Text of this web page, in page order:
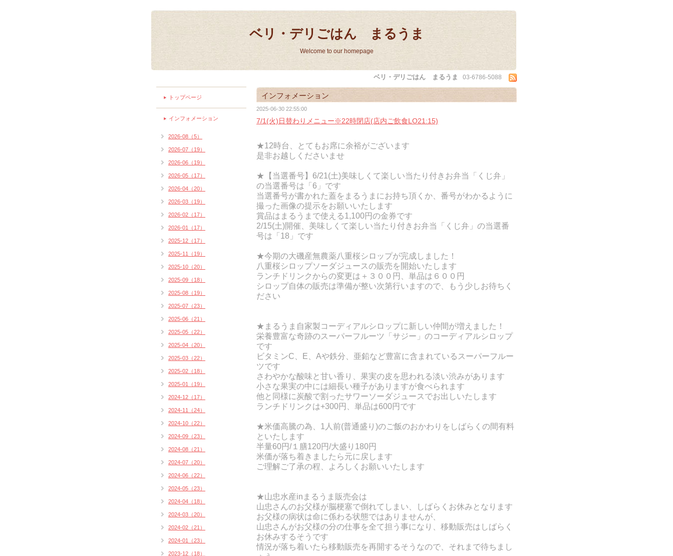
ベリ・デリごはん まるうま
Welcome to our homepage
ベリ・デリごはん まるうま 03-6786-5088
インフォメーション
2025-06-30 22:55:00
7/1(火)日替わりメニュー※22時閉店(店内ご飲食LO21:15)
★12時台、とてもお席に余裕がございます
是非お越しくださいませ
★【当選番号】6/21(土)美味しくて楽しい当たり付きお弁当「くじ弁」
の当選番号は「6」です
当選番号が書かれた蓋をまるうまにお持ち頂くか、番号がわかるように
撮った画像の提示をお願いいたします
賞品はまるうまで使える1,100円の金券です
2/15(土)開催、美味しくて楽しい当たり付きお弁当「くじ弁」の当選番
号は「18」です
★今期の大磯産無農薬八重桜シロップが完成しました！
八重桜シロップソーダジュースの販売を開始いたします
ランチドリンクからの変更は＋３００円、単品は６００円
シロップ自体の販売は準備が整い次第行いますので、もう少しお待ちく
ださい
★まるうま自家製コーディアルシロップに新しい仲間が増えました！
栄養豊富な奇跡のスーパーフルーツ「サジー」のコーディアルシロップ
です
ビタミンC、E、Aや鉄分、亜鉛など豊富に含まれているスーパーフルー
ツです
さわやかな酸味と甘い香り、果実の皮を思われる淡い渋みがあります
小さな果実の中には細長い種子がありますが食べられます
他と同様に炭酸で割ったサワーソーダジュースでお出しいたします
ランチドリンクは+300円、単品は600円です
★米価高騰の為、1人前(普通盛り)のご飯のおかわりをしばらくの間有料
といたします
半量60円/１膳120円/大盛り180円
米価が落ち着きましたら元に戻します
ご理解ご了承の程、よろしくお願いいたします
★山忠水産inまるうま販売会は
山忠さんのお父様が脳梗塞で倒れてしまい、しばらくお休みとなります
お父様の病状は命に係わる状態ではありませんが、
山忠さんがお父様の分の仕事を全て担う事になり、移動販売はしばらく
お休みするそうです
情況が落ち着いたら移動販売を再開するそうなので、それまで待ちまし
トップページ
インフォメーション
2026-08（5）
2026-07（19）
2026-06（19）
2026-05（17）
2026-04（20）
2026-03（19）
2026-02（17）
2026-01（17）
2025-12（17）
2025-11（19）
2025-10（20）
2025-09（18）
2025-08（19）
2025-07（23）
2025-06（21）
2025-05（22）
2025-04（20）
2025-03（22）
2025-02（18）
2025-01（19）
2024-12（17）
2024-11（24）
2024-10（22）
2024-09（23）
2024-08（21）
2024-07（20）
2024-06（22）
2024-05（23）
2024-04（18）
2024-03（20）
2024-02（21）
2024-01（23）
2023-12（18）